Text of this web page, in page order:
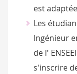
est
Les
Ingénieur
de l'
s'inscrire